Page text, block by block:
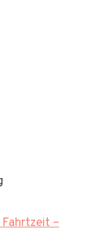
Fahrtzeit –